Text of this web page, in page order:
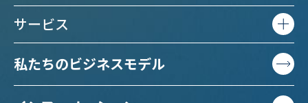
サービス
私たちのビジネスモデル